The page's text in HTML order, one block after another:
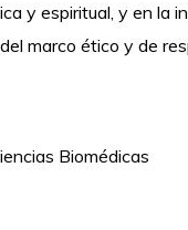
y espiritual, y en la
marco ético y de
Biomédicas